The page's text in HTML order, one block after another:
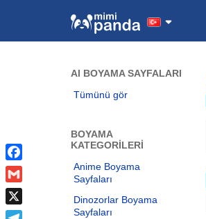
AI BOYAMA SAYFALARI
Tümünü gör
BOYAMA
KATEGORILERI
Anime Boyama
Sayfaları
Dinozorlar Boyama
Sayfaları
Facebook
Gmail
X